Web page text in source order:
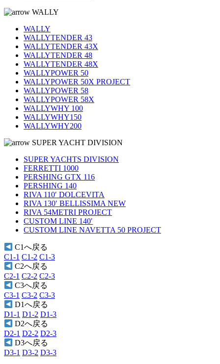
WALLY
WALLY
WALLYTENDER 43
WALLYTENDER 43X
WALLYTENDER 48
WALLYTENDER 48X
WALLYPOWER 50
WALLYPOWER 50X PROJECT
WALLYPOWER 58
WALLYPOWER 58X
WALLYWHY 100
WALLYWHY150
WALLYWHY200
SUPER YACHT DIVISION
SUPER YACHTS DIVISION
FERRETTI 1000
PERSHING GTX 116
PERSHING 140
RIVA 110′ DOLCEVITA
RIVA 130′ BELLISSIMA NEW
RIVA 54METRI PROJECT
CUSTOM LINE 140′
CUSTOM LINE NAVETTA 50 PROJECT
C1へ戻る
C1-1 C1-2 C1-3
C2へ戻る
C2-1 C2-2 C2-3
C3へ戻る
C3-1 C3-2 C3-3
D1へ戻る
D1-1 D1-2 D1-3
D2へ戻る
D2-1 D2-2 D2-3
D3へ戻る
D3-1 D3-2 D3-3